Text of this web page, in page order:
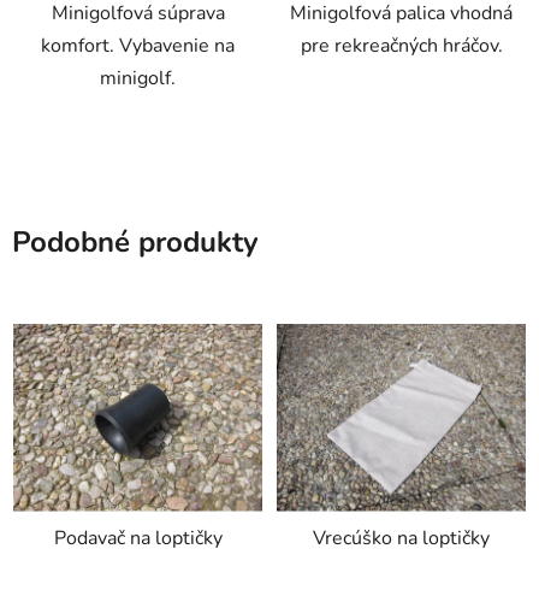
Minigolfová súprava
komfort. Vybavenie na
minigolf.
Minigolfová palica vhodná
pre rekreačných hráčov.
Podobné produkty
Podavač na loptičky Vrecúško na loptičky